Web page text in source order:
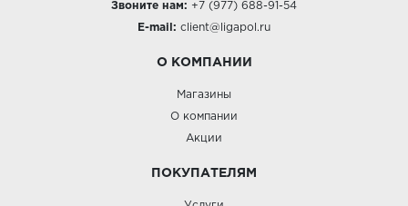
Звоните нам: +7 (977) 688-91-54
E-mail: client@ligapol.ru
О КОМПАНИИ
Магазины
О компании
Акции
ПОКУПАТЕЛЯМ